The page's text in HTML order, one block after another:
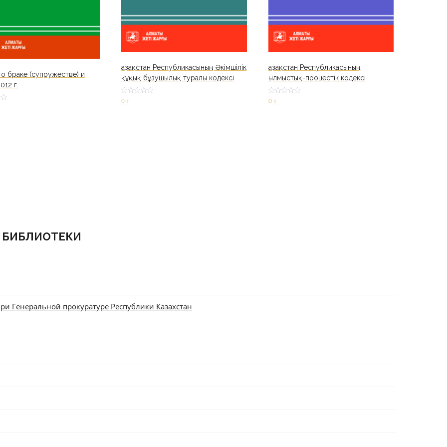
браке (супружестве) и
г.
Қазақстан Республикасының Әкімшілік
құқық бұзушылық туралы кодексі
Оценк
а
0₸
Қазақстан Республикасының
Қылмыстық-процестік кодексі
Оценк
а
0₸
Генеральной прокуратуре Республики Казахстан